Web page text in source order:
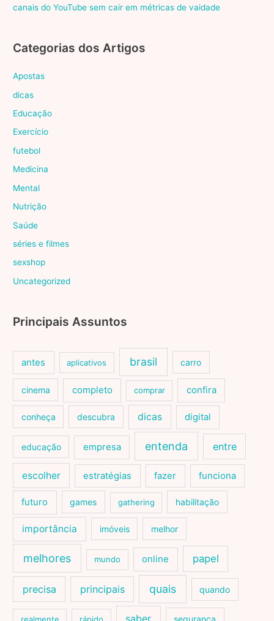
canais do YouTube sem cair em métricas de vaidade
Categorias dos Artigos
Apostas
dicas
Educação
Exercício
futebol
Medicina
Mental
Nutrição
Saúde
séries e filmes
sexshop
Uncategorized
Principais Assuntos
antes aplicativos brasil carro
cinema completo comprar confira
conheça descubra dicas digital
educação empresa entenda entre
escolher estratégias fazer funciona
futuro games gathering habilitação
importância imóveis melhor
melhores mundo online papel
precisa principais quais quando
saber segurança